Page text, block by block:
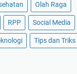
Olah Raga
RPP Social Media
Tips dan Triks